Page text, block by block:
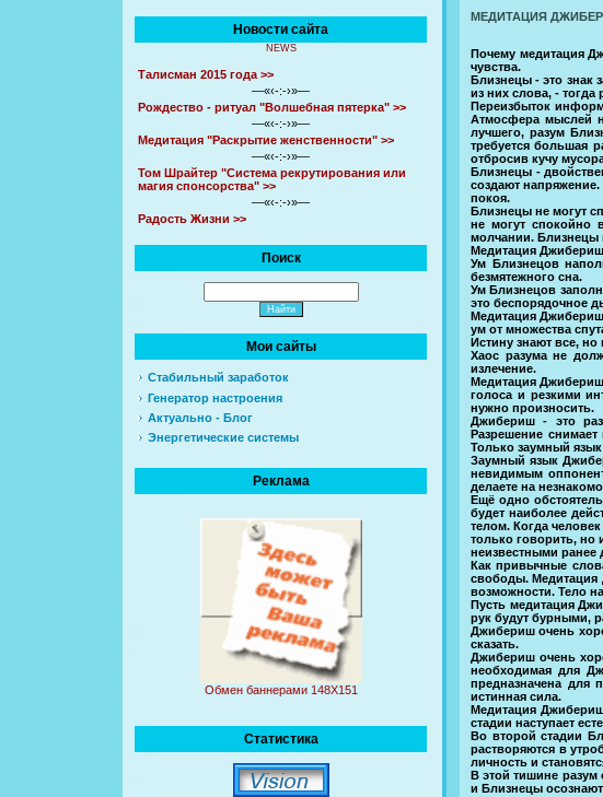
Новости сайта
NEWS
Талисман 2015 года >>
—«‹-:-›»—
Рождество - ритуал "Волшебная пятерка" >>
—«‹-:-›»—
Медитация "Раскрытие женственности" >>
—«‹-:-›»—
Том Шрайтер "Система рекрутирования или
магия спонсорства" >>
—«‹-:-›»—
Радость Жизни >>
Поиск
Мои сайты
Стабильный заработок
Генератор настроения
Актуально - Блог
Энергетические системы
Реклама
Обмен баннерами 148Х151
Статистика
МЕДИТАЦИЯ
Почему медитация
чувства.
Близнецы - это знак
из них слова, - тогда
Переизбыток
Атмосфера мыслей
лучшего, разум
требуется большая
отбросив кучу
Близнецы -
создают
покоя.
Близнецы не могут
не могут спокойно
молчании. Близнецы
Медитация
Ум Близнецов
безмятежного сна.
Ум Близнецов
это беспорядочное
Медитация
ум от множества
Истину знают все,
Хаос разума не
излечение.
Медитация
голоса и резкими
нужно произносить.
Джибериш - это
Разрешение
Только заумный
Заумный язык
невидимым
делаете на
Ещё одно
будет наиболее
телом. Когда
только говорить, но
неизвестными ранее
Как привычные
свободы. Медитация
возможности. Тело
Пусть медитация
рук будут бурными,
Джибериш очень
сказать.
Джибериш очень
необходимая для
предназначена для
истинная сила.
Медитация
стадии наступает
Во второй стадии
растворяются в
личность и
В этой тишине
и Близнецы